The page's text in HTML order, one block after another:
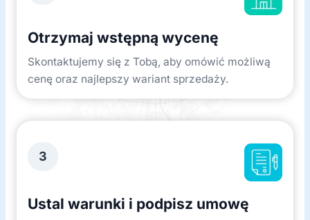
Otrzymaj wstępną wycenę
Skontaktujemy się z Tobą, aby omówić możliwą
cenę oraz najlepszy wariant sprzedaży.
3
Ustal warunki i podpisz umowę